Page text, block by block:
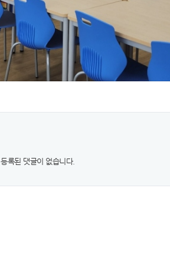
등록된 댓글이 없습니다.